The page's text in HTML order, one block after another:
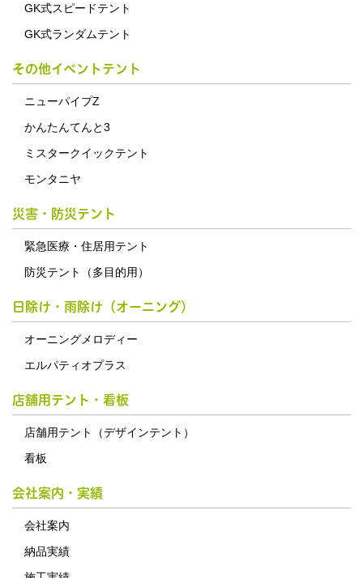
GK式スピードテント
GK式ランダムテント
その他イベントテント
ニューパイプZ
かんたんてんと3
ミスタークイックテント
モンタニヤ
災害・防災テント
緊急医療・住居用テント
防災テント（多目的用）
日除け・雨除け（オーニング）
オーニングメロディー
エルパティオプラス
店舗用テント・看板
店舗用テント（デザインテント）
看板
会社案内・実績
会社案内
納品実績